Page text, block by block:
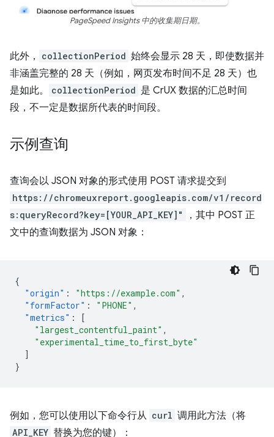
PageSpeed Insights 中的收集期日期。
此外， collectionPeriod 始终会显示 28 天，即使数据并
非涵盖完整的 28 天（例如，网页发布时间不足 28 天）也
是如此。
collectionPeriod 是 CrUX 数据的汇总时间
段，不一定是数据所代表的时间段。
示例查询
查询会以 JSON 对象的形式使用 POST 请求提交到
https://chromeuxreport.googleapis.com/v1/record
s:queryRecord?key=[YOUR_API_KEY]"
，其中 POST 正
文中的查询数据为 JSON 对象：
{
"origin" : "https://example.com" ,
"formFactor" : "PHONE" ,
"metrics" :
[
"largest_contentful_paint" ,
"experimental_time_to_first_byte"
]
}
例如，您可以使用以下命令行从 curl 调用此方法（将
API_KEY 替换为您的键）：